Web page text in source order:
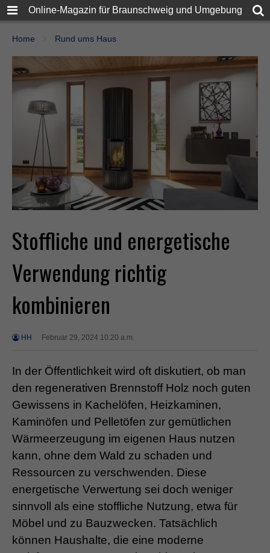
Online-Magazin für Braunschweig und Umgebung
Home Rund ums Haus
Stoffliche und energetische
Verwendung richtig
kombinieren
HH Februar 29, 2024 10:20 a.m.
In der Öffentlichkeit wird oft diskutiert, ob man
den regenerativen Brennstoff Holz noch guten
Gewissens in Kachelöfen, Heizkaminen,
Kaminöfen und Pelletöfen zur gemütlichen
Wärmeerzeugung im eigenen Haus nutzen
kann, ohne dem Wald zu schaden und
Ressourcen zu verschwenden. Diese
energetische Verwertung sei doch weniger
sinnvoll als eine stoffliche Nutzung, etwa für
Möbel und zu Bauzwecken. Tatsächlich
können Haushalte, die eine moderne